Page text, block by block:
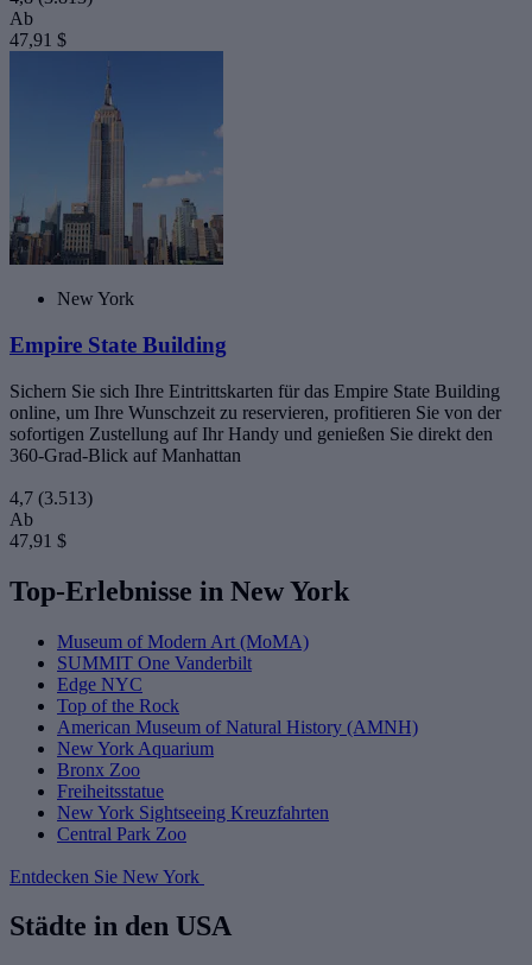
Ab
47,91 $
New York
Empire State Building
Sichern Sie sich Ihre Eintrittskarten für das Empire State Building
online, um Ihre Wunschzeit zu reservieren, profitieren Sie von der
sofortigen Zustellung auf Ihr Handy und genießen Sie direkt den
360-Grad-Blick auf Manhattan
4,7 (3.513)
Ab
47,91 $
Top-Erlebnisse in New York
Museum of Modern Art (MoMA)
SUMMIT One Vanderbilt
Edge NYC
Top of the Rock
American Museum of Natural History (AMNH)
New York Aquarium
Bronx Zoo
Freiheitsstatue
New York Sightseeing Kreuzfahrten
Central Park Zoo
Entdecken Sie New York
Städte in den USA